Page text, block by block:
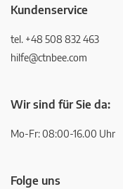
Kundenservice
tel. +48 508 832 463
hilfe@ctnbee.com
Wir sind für Sie da:
Mo-Fr: 08:00-16.00 Uhr
Folge uns